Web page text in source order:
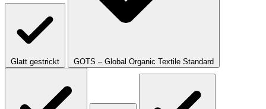
Glatt gestrickt GOTS – Global Organic Textile Standard